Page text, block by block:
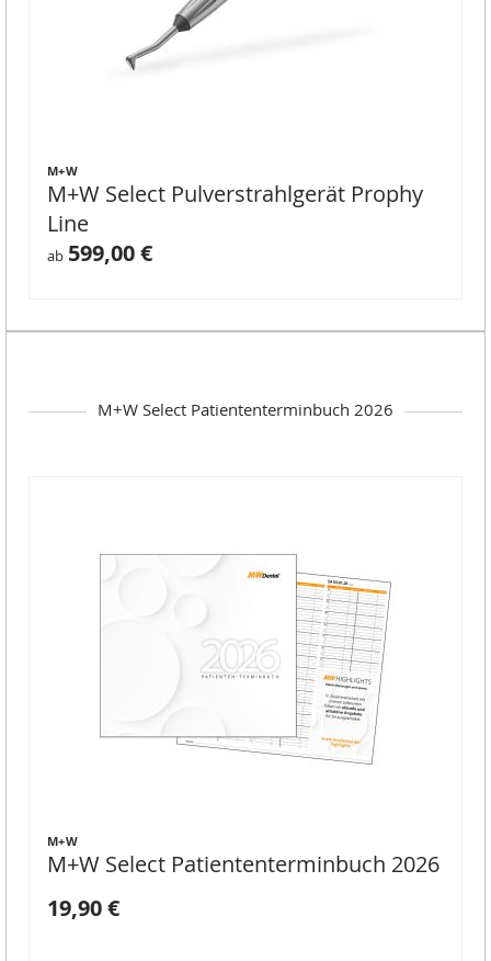
M+W
M+W Select Pulverstrahlgerät Prophy
Line
ab 599,00 €
M+W Select Patiententerminbuch 2026
M+W
M+W Select Patiententerminbuch 2026
19,90 €